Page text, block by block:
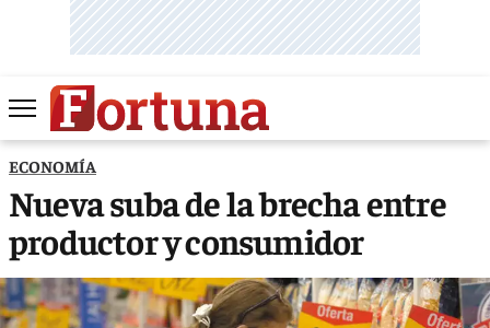
ECONOMÍA
Nueva suba de la brecha entre
productor y consumidor